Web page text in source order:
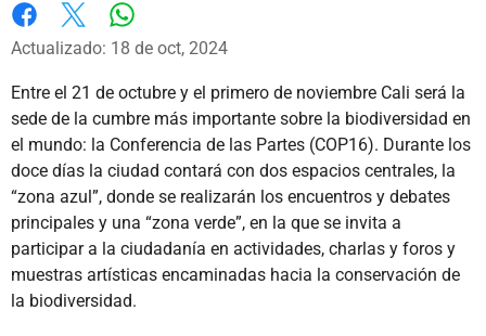
Facebook
X
Actualizado: 18 de oct, 2024
Entre el 21 de octubre y el primero de noviembre Cali será la
sede de la cumbre más importante sobre la biodiversidad en
el mundo: la Conferencia de las Partes (COP16). Durante los
doce días la ciudad contará con dos espacios centrales, la
“zona azul”, donde se realizarán los encuentros y debates
principales y una “zona verde”, en la que se invita a
participar a la ciudadanía en actividades, charlas y foros y
muestras artísticas encaminadas hacia la conservación de
la biodiversidad.